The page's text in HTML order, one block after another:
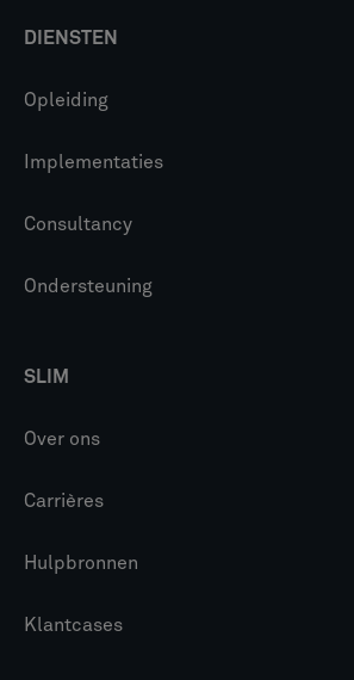
DIENSTEN
Opleiding
Implementaties
Consultancy
Ondersteuning
SLIM
Over ons
Carrières
Hulpbronnen
Klantcases